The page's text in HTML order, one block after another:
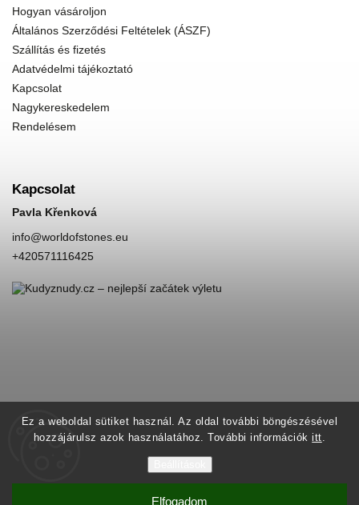
Ez a weboldal sütiket használ. Az oldal további böngészésével
hozzájárulsz azok használatához. További információkitt.
Elfogadom
Hogyan vásároljon
Általános Szerződési Feltételek (ÁSZF)
Szállítás és fizetés
Adatvédelmi tájékoztató
Kapcsolat
Nagykereskedelem
Rendelésem
Kapcsolat
Pavla Křenková
info@worldofstones.eu
+420571116425
World of Stones. Minden jog fenntartva.